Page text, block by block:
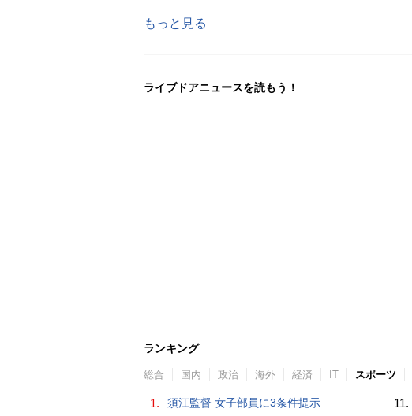
もっと見る
ライブドアニュースを読もう！
ランキング
総合 国内 政治 海外 経済 IT スポーツ
1. 須江監督 女子部員に3条件提示 11.